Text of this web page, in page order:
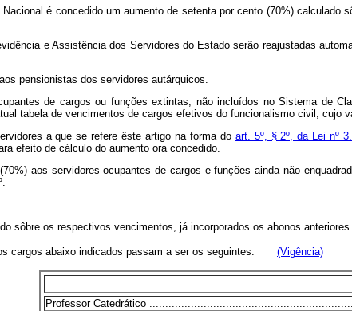
é concedido um aumento de setenta por cento (70%)
e Assistência dos Servidores do Estado serão reajustadas
pensionistas dos servidores autárquicos.
de cargos ou funções extintas, não incluídos no Sistema de
tabela de vencimentos de cargos efetivos do funcionalismo civil, cujo
a que se refere êste artigo na forma do art. 5º, § 2º, da Lei nº
efeito de cálculo do aumento ora concedido.
aos servidores ocupantes de cargos e funções ainda não
os respectivos vencimentos, já incorporados os abonos
cargos abaixo indicados passam a ser os seguintes: (Vigência)
Professor Catedrático